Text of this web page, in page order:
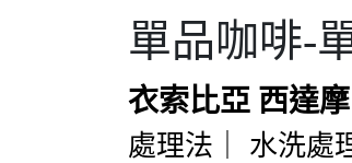
單品咖啡-
衣索比亞 西達
處理法｜ 水洗處